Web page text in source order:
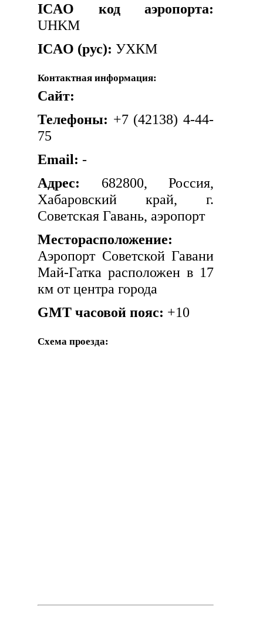
ICAO код аэропорта:
UHKM
ICAO (рус): УХКМ
Контактная информация:
Сайт:
Телефоны: +7 (42138) 4-44-
75
Email: -
Адрес: 682800, Россия,
Хабаровский край, г.
Советская Гавань, аэропорт
Месторасположение:
Аэропорт Советской Гавани
Май-Гатка расположен в 17
км от центра города
GMT часовой пояс: +10
Схема проезда: